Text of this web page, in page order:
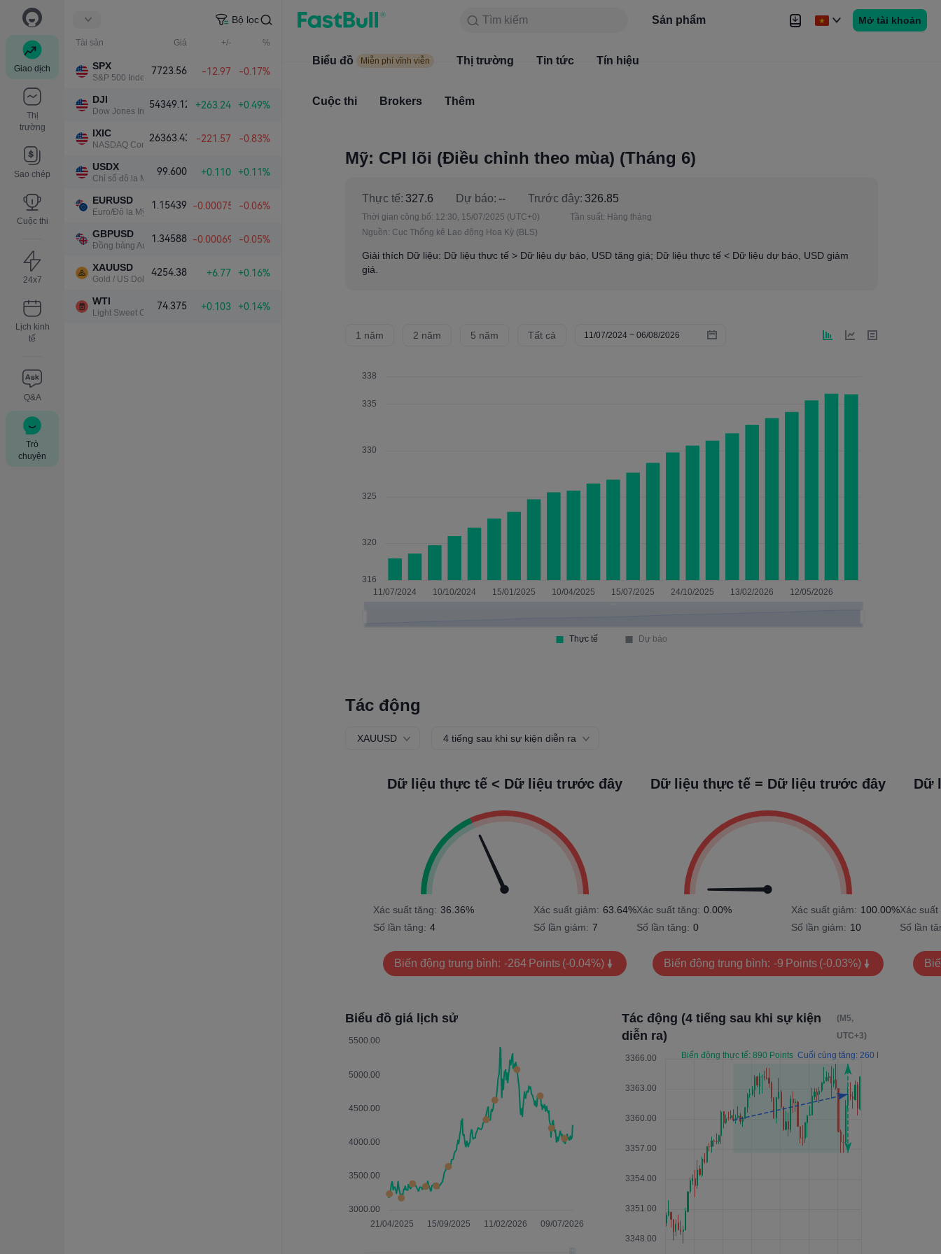
Giao dịch
Thị
trường
Sao chép
Cuộc thi
24x7
Lịch kinh
tế
Q&A
Trò
chuyện
Bộ lọc
Tài sản Giá +/- %
SPX
S&P 500 Index
7723.56 -12.97 -0.17%
DJI
Dow Jones Industrial Average
54349.12 +263.24 +0.49%
IXIC
NASDAQ Composite Index
26363.43 -221.57 -0.83%
USDX
Chỉ số đô la Mỹ
99.600 +0.110 +0.11%
EURUSD
Euro/Đô la Mỹ
1.15439 -0.00075 -0.06%
GBPUSD
Đồng bảng Anh/Đô la Mỹ
1.34588 -0.00069 -0.05%
XAUUSD
Gold / US Dollar
4254.38 +6.77 +0.16%
WTI
Light Sweet Crude Oil
74.375 +0.103 +0.14%
Tìm kiếm Sản phẩm
Biểu đồ Miễn phí vĩnh viễn Thị trường
Mở tài khoản
Tìm kiếm
Sản phẩm
Biểu đồ Miễn phí vĩnh viễn Thị trường Tin tức Tín hiệu
Cuộc thi Brokers Thêm
Mỹ: CPI lõi (Điều chỉnh theo mùa) (Tháng 6)
Thực tế: 327.6 Dự báo: -- Trước đây: 326.85
Thời gian công bố: 12:30, 15/07/2025 (UTC+0) Tần suất: Hàng tháng
Nguồn: Cục Thống kê Lao động Hoa Kỳ (BLS)
Giải thích Dữ liệu: Dữ liệu thực tế > Dữ liệu dự báo, USD tăng giá; Dữ liệu thực tế < Dữ liệu dự báo, USD giảm
giá.
1 năm 2 năm 5 năm Tất cả
Tác động
XAUUSD 4 tiếng sau khi sự kiện diễn ra
Dữ liệu thực tế < Dữ liệu trước đây
Xác suất tăng: 36.36%
Số lần tăng: 4
Xác suất giảm: 63.64%
Số lần giảm: 7
Biến động trung bình: -264 Points (-0.04%)
Dữ liệu thực tế = Dữ liệu trước đây
Xác suất tăng: 0.00%
Số lần tăng: 0
Xác suất giảm: 100.00%
Số lần giảm: 10
Biến động trung bình: -9 Points (-0.03%)
Dữ
Xác suất
Số lần
Biểu đồ giá lịch sử
Tác động (4 tiếng sau khi sự kiện
diễn ra)
(M5,
UTC+3)